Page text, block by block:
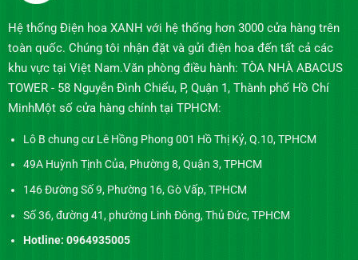
Hệ thống Điện hoa XANH với hệ thống hơn 3000 cửa hàng trên
toàn quốc. Chúng tôi nhận đặt và gửi điện hoa đến tất cả các
khu vực tại Việt Nam.Văn phòng điều hành: TÒA NHÀ ABACUS
TOWER - 58 Nguyễn Đình Chiểu, P, Quận 1, Thành phố Hồ Chí
MinhMột số cửa hàng chính tại TPHCM:
Lô B chung cư Lê Hồng Phong 001 Hồ Thị Kỷ, Q.10, TPHCM
49A Huỳnh Tịnh Của, Phường 8, Quận 3, TPHCM
146 Đường Số 9, Phường 16, Gò Vấp, TPHCM
Số 36, đường 41, phường Linh Đông, Thủ Đức, TPHCM
Hotline: 0964935005